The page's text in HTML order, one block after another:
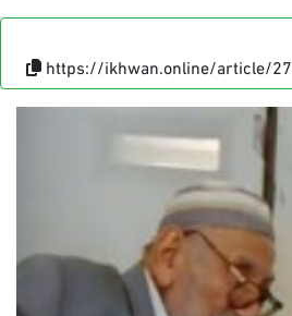
https://ikhwan.online/article/